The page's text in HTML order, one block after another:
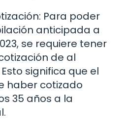
Para poder
anticipada a
se requiere tener
de al
significa que el
haber cotizado
35 años a la